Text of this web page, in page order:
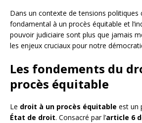
Dans un contexte de tensions politiques
fondamental à un procès équitable et
pouvoir judiciaire sont plus que jamais
les enjeux cruciaux pour notre
Les fondements du
procès équitable
Le droit à un procès équitable est un
État de droit. Consacré par l’article 6